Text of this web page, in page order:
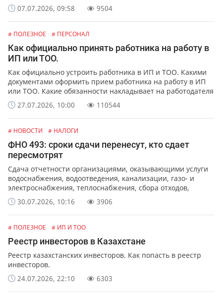
07.07.2026, 09:58
9504
# ПОЛЕЗНОЕ # ПЕРСОНАЛ
Как официально принять работника на работу в
ИП или ТОО.
Как официально устроить работника в ИП и ТОО. Какими
документами оформить прием работника на работу в ИП
или ТОО. Какие обязанности накладывает на работодателя
официальное оформление работников.
27.07.2026, 10:00 110544
# НОВОСТИ # НАЛОГИ
ФНО 493: сроки сдачи перенесут, кто сдает
пересмотрят
Сдача отчетности организациями, оказывающими услуги
водоснабжения, водоотведения, канализации, газо- и
электроснабжения, теплоснабжения, сбора отходов,
обслуживания лифтов и перевозок.
30.07.2026, 10:16 3906
# ПОЛЕЗНОЕ # ИП И ТОО
Реестр инвесторов в Казахстане
Реестр казахстанских инвесторов. Как попасть в реестр
инвесторов.
24.07.2026, 22:10
6303